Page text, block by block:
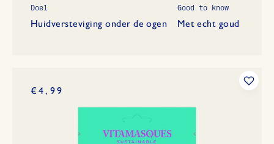
Doel
Huidversteviging onder de ogen
Good to know
Met echt goud
€4,99